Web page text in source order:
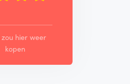
zou hier weer
kopen